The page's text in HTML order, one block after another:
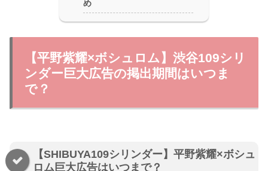
め
【平野紫耀×ボシュロム】渋谷109シリ
ンダー巨大広告の掲出期間はいつま
で？
【SHIBUYA109シリンダー】平野紫耀×ボシュ
ロム巨大広告はいつまで？